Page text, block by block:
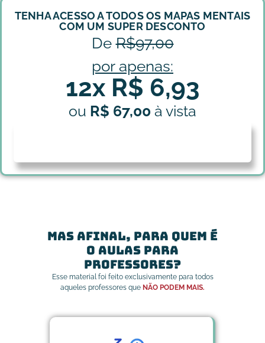
TENHA ACESSO A TODOS OS MAPAS MENTAIS
COM UM SUPER DESCONTO
DeR$97,00
por apenas:
12x R$ 6,93
ou R$ 67,00 à vista
Mas afinal, para quem é
o Aulas Para
Professores?
Esse material foi feito exclusivamente para todos
aqueles professores que NÃO PODEM MAIS.